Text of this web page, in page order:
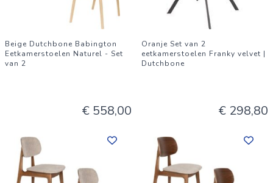
Beige Dutchbone Babington
Eetkamerstoelen Naturel - Set
van 2
€ 558,00
Oranje Set van 2
eetkamerstoelen Franky velvet |
Dutchbone
€ 298,80